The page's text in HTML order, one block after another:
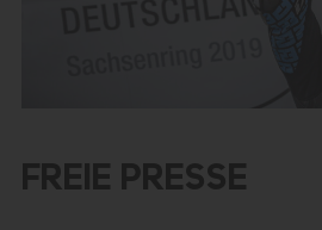
FREIE PRESSE